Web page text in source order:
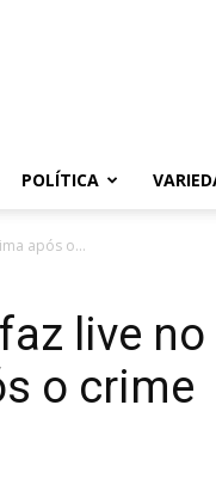
POLÍTICA
após o...
live no
o crime